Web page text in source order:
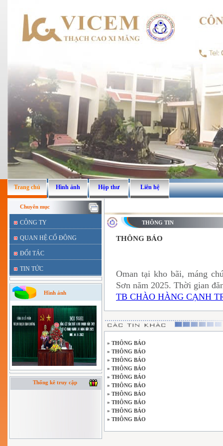
Trang chủ Hình ảnh Hộp thư Liên hệ
Chuyên mục
CÔNG TY
QUAN HỆ CỔ ĐÔNG
ĐỐI TÁC
TIN TỨC
Hình ảnh
Thống kê truy cập
THÔNG TIN
THÔNG BÁO
Oman tại kho bãi, máng
Sơn năm 2025. Thời gian
TB CHÀO HÀNG CẠNH
» THÔNG BÁO
» THÔNG BÁO
» THÔNG BÁO
» THÔNG BÁO
» THÔNG BÁO
» THÔNG BÁO
» THÔNG BÁO
» THÔNG BÁO
» THÔNG BÁO
» THÔNG BÁO